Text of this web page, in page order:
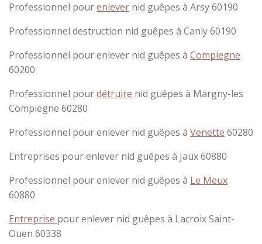
Professionnel pourenlever nid guêpes à Arsy 60190
Professionnel destruction nid guêpes à Canly 60190
Professionnel pour enlever nid guêpes à Compiegne
60200
Professionnel pourdétruire nid guêpes à Margny-les
Compiegne 60280
Professionnel pour enlever nid guêpes à Venette 60280
Entreprises pour enlever nid guêpes à Jaux 60880
Professionnel pour enlever nid guêpes à Le Meux
60880
Entreprise pour enlever nid guêpes à Lacroix Saint-
Ouen 60338